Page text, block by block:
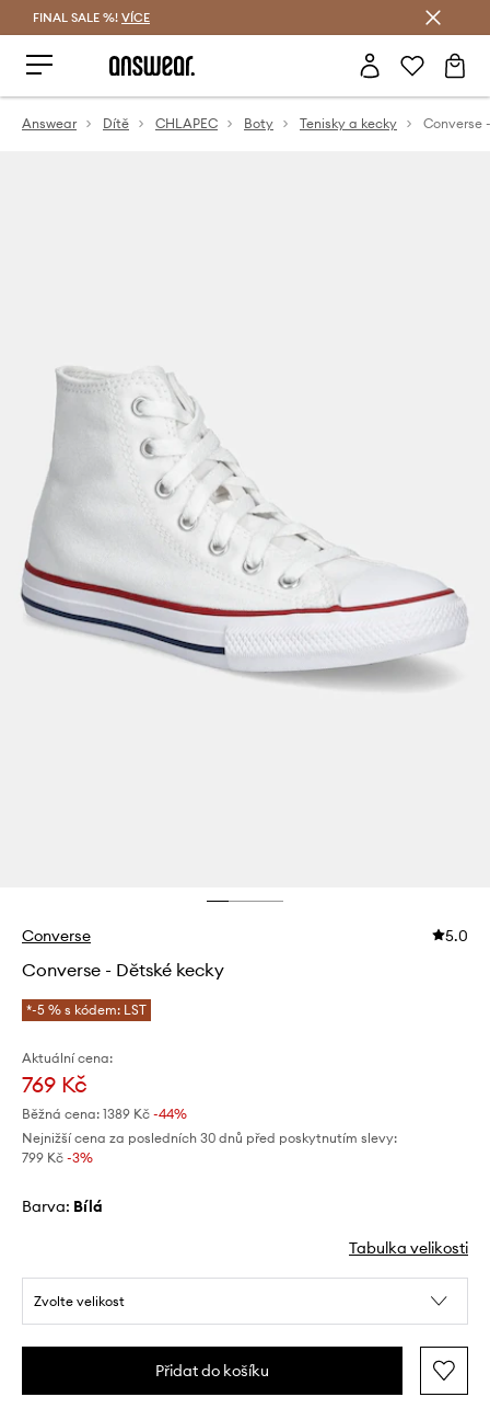
FINAL SALE %! VÍCE
Answear Dítě CHLAPEC Boty Tenisky a kecky Converse
Converse 5.0
Converse - Dětské kecky
*-5 % s kódem: LST
Aktuální cena:
769 Kč
Běžná cena: 1389 Kč -44%
Nejnižší cena za posledních 30 dnů před poskytnutím slevy:
799 Kč -3%
Barva: bílá
Tabulka velikosti
Zvolte velikost
Přidat do košíku